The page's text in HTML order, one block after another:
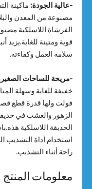
-عالية الجودة: ماكينة
مصنوعة من المعدن
الفرشاة اللاسلكية
قوية ومتينة
سلامة العمل وكفاءته.
-مريحة للساحات
الزهور والعشب في
الحديقة اللاسلكية
استخدام أداة التشذيب
راحة أثناء التشذيب.
معلومات المنتج